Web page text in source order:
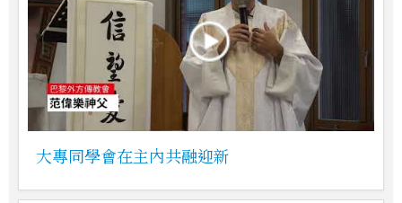
大專同學會在主內共融迎新